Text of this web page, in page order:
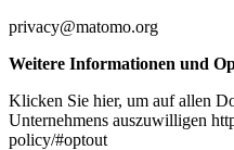
privacy@matomo.org
Weitere Informationen und
Klicken Sie hier, um auf allen
Unternehmens auszuwilligen
policy/#optout